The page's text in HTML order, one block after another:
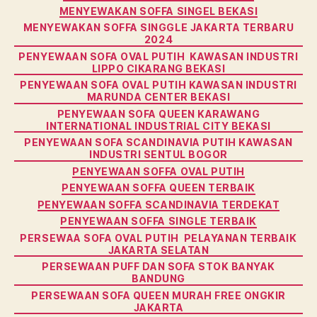
MENYEWAKAN SOFFA SINGEL BEKASI
MENYEWAKAN SOFFA SINGGLE JAKARTA TERBARU
2024
PENYEWAAN SOFA OVAL PUTIH KAWASAN INDUSTRI
LIPPO CIKARANG BEKASI
PENYEWAAN SOFA OVAL PUTIH KAWASAN INDUSTRI
MARUNDA CENTER BEKASI
PENYEWAAN SOFA QUEEN KARAWANG
INTERNATIONAL INDUSTRIAL CITY BEKASI
PENYEWAAN SOFA SCANDINAVIA PUTIH KAWASAN
INDUSTRI SENTUL BOGOR
PENYEWAAN SOFFA OVAL PUTIH
PENYEWAAN SOFFA QUEEN TERBAIK
PENYEWAAN SOFFA SCANDINAVIA TERDEKAT
PENYEWAAN SOFFA SINGLE TERBAIK
PERSEWAA SOFA OVAL PUTIH PELAYANAN TERBAIK
JAKARTA SELATAN
PERSEWAAN PUFF DAN SOFA STOK BANYAK
BANDUNG
PERSEWAAN SOFA QUEEN MURAH FREE ONGKIR
JAKARTA